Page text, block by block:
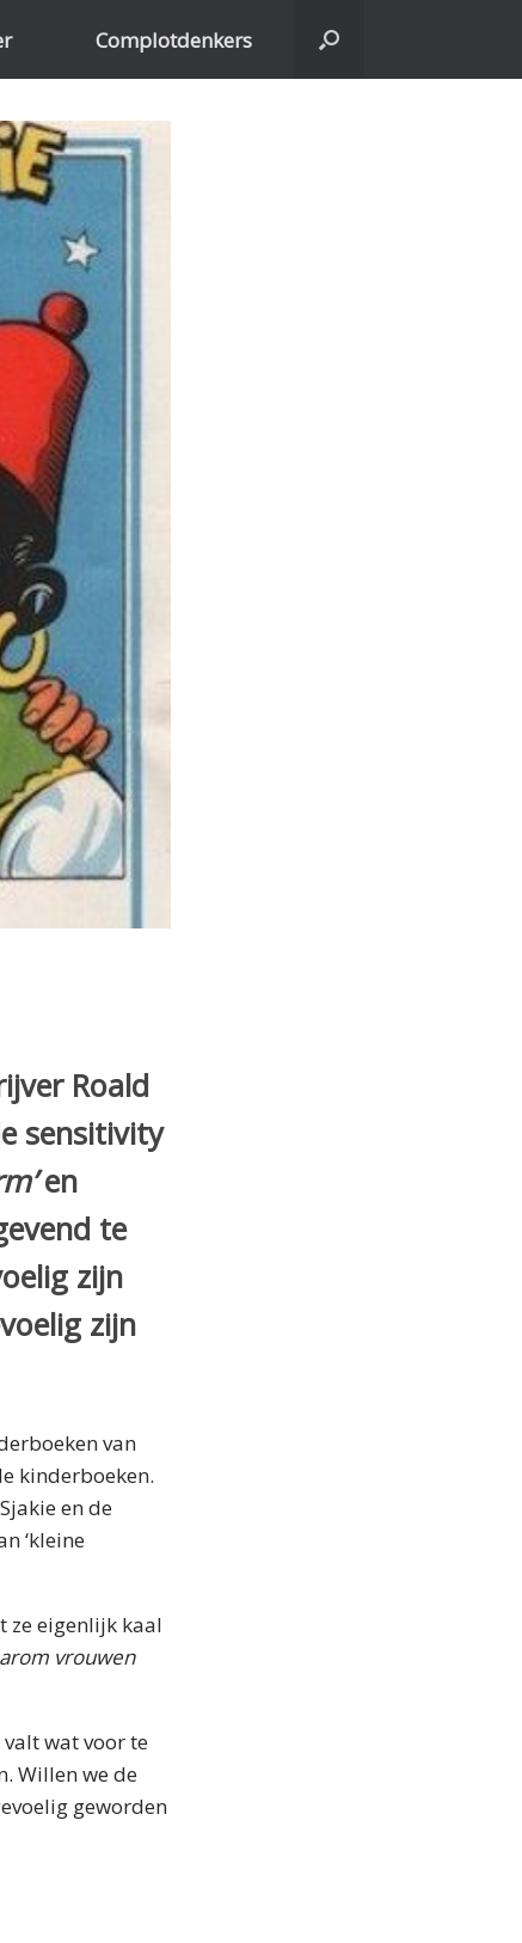
Complotdenkers
Roald
sensitivity
en
te
zijn
zijn
van
kinderboeken.
en de
‘kleine
ze eigenlijk kaal
vrouwen
wat voor te
Willen we de
geworden